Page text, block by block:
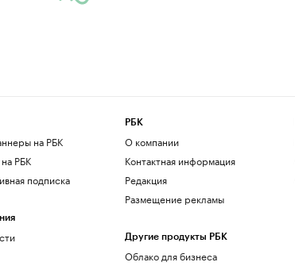
на РБК
РБК
подписка
РБК
О компании
Контактная информация
Редакция
Размещение рекламы
Другие продукты РБК
Облако для бизнеса